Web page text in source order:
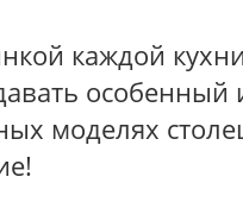
каждой
особенный
моделях